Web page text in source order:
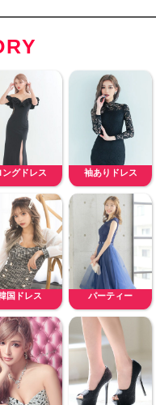
ングドレス 袖ありドレス
国ドレス パーティー